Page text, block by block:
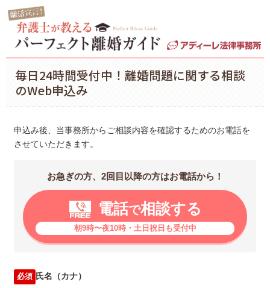
毎日24時間受付中！離婚問題に関する相談
のWeb申込み
申込み後、当事務所からご相談内容を確認するためのお電話を
させていただきます。
お急ぎの方、2回目以降の方はお電話から！
電話で相談する
朝9時〜夜10時・土日祝日も受付中
必須 氏名（カナ）